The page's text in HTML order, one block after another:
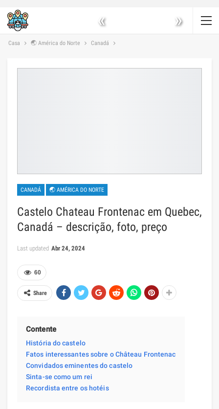
« »
Casa 🌏 América do Norte Canadá
CANADÁ 🌏 AMÉRICA DO NORTE
Castelo Chateau Frontenac em Quebec,
Canadá – descrição, foto, preço
Last updated Abr 24, 2024
60
Share
Contente
História do castelo
Fatos interessantes sobre o Château Frontenac
Convidados eminentes do castelo
Sinta-se como um rei
Recordista entre os hotéis